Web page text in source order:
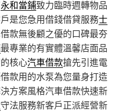
永和當鋪致力臨時週轉物品
是您急用借錢借貸服務士
款無後顧之優的口碑最夯
最專業的有實體溫馨店面品
核心汽車借款搶先引進電
款用的水泵為您量身打造
方案風格汽車借款快速新
守法服務新客戶正派經營新